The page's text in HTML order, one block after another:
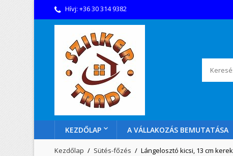
Hívj:+36 30 314 9382
KEZDŐLAP A VÁLLAKOZÁS BEMUTATÁSA
Kezdőlap Sütés-főzés Lángelosztó kicsi, 13 cm kerek